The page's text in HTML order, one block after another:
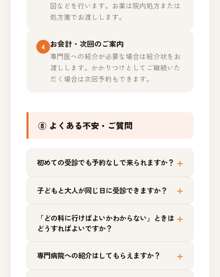
図などを行います。お薬は院内処方または
処方箋でお渡しします。
4 お会計・次回のご案内
専門医への紹介が必要な場合は紹介状をお
渡しします。かかりつけとしてご継続いた
だく場合は次回予約もできます。
⑧ よくある不安・ご質問
初めての受診でも予約なしで来られますか？
子どもと大人が同じ日に受診できますか？
「どの科に行けばよいかわからない」ときは
どうすればよいですか？
専門病院への紹介はしてもらえますか？